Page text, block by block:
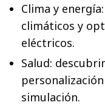
Clima y
climáticos y
eléctricos.
Salud:
simulación.